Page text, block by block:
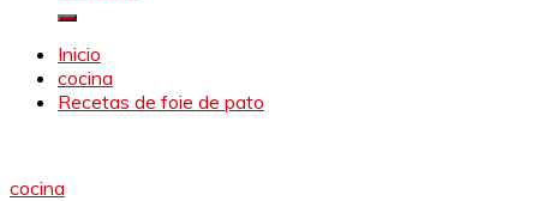
Inicio
cocina
Recetas de foie de pato
cocina